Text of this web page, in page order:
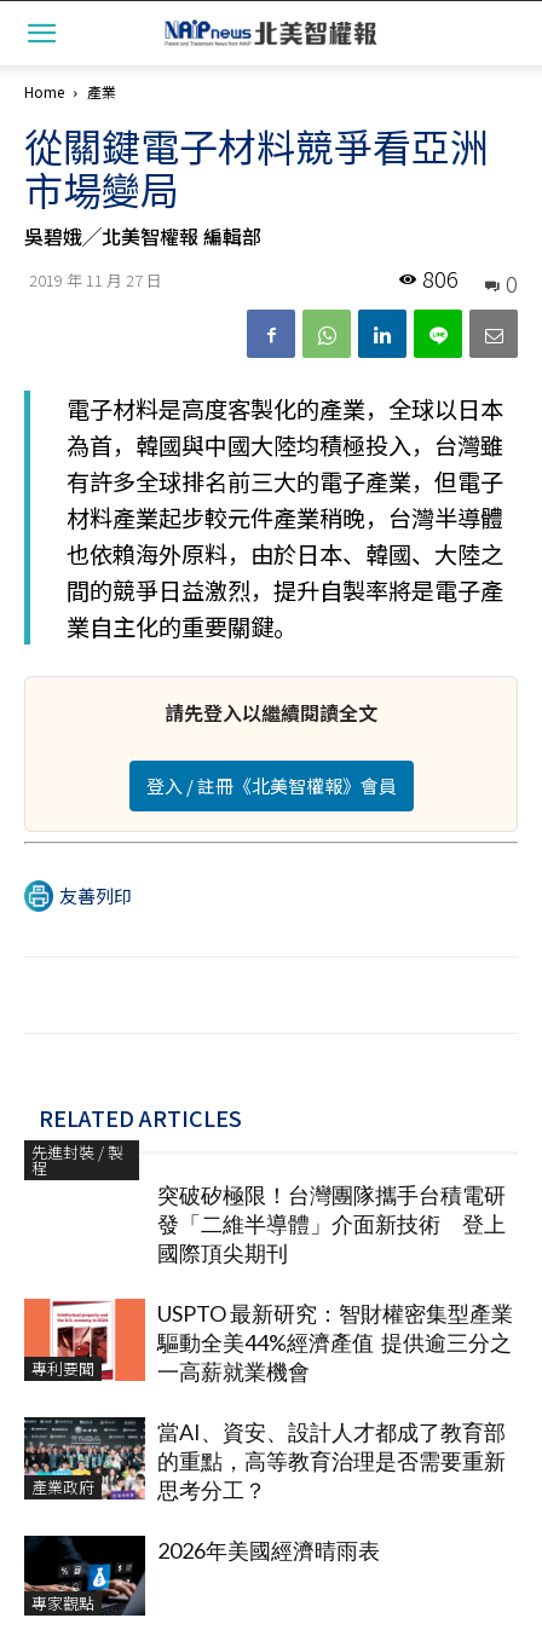
Home 產業
從關鍵電子材料競爭看亞洲
市場變局
吳碧娥╱北美智權報 編輯部
2019 年 11 月 27 日 0
806
電子材料是高度客製化的產業，全球以日本
為首，韓國與中國大陸均積極投入，台灣雖
有許多全球排名前三大的電子產業，但電子
材料產業起步較元件產業稍晚，台灣半導體
也依賴海外原料，由於日本、韓國、大陸之
間的競爭日益激烈，提升自製率將是電子產
業自主化的重要關鍵。
請先登入以繼續閱讀全文
登入 / 註冊《北美智權報》會員
友善列印
RELATED ARTICLES
先進封裝 / 製
程
突破矽極限！台灣團隊攜手台積電研
發「二維半導體」介面新技術 登上
國際頂尖期刊
專利要聞
USPTO 最新研究：智財權密集型產業
驅動全美44%經濟產值 提供逾三分之
一高薪就業機會
產業政府
當AI、資安、設計人才都成了教育部
的重點，高等教育治理是否需要重新
思考分工？
專家觀點
2026年美國經濟晴雨表